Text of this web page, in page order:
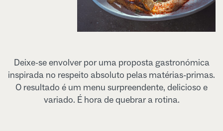
Deixe-se envolver por uma proposta gastronómica
inspirada no respeito absoluto pelas matérias-primas.
O resultado é um menu surpreendente, delicioso e
variado. É hora de quebrar a rotina.